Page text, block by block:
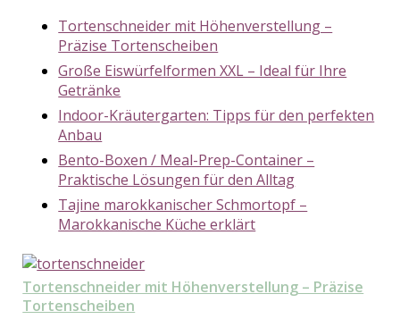
Tortenschneider mit Höhenverstellung –
Präzise Tortenscheiben
Große Eiswürfelformen XXL – Ideal für Ihre
Getränke
Indoor-Kräutergarten: Tipps für den perfekten
Anbau
Bento-Boxen / Meal-Prep-Container –
Praktische Lösungen für den Alltag
Tajine marokkanischer Schmortopf –
Marokkanische Küche erklärt
Tortenschneider mit Höhenverstellung – Präzise
Tortenscheiben